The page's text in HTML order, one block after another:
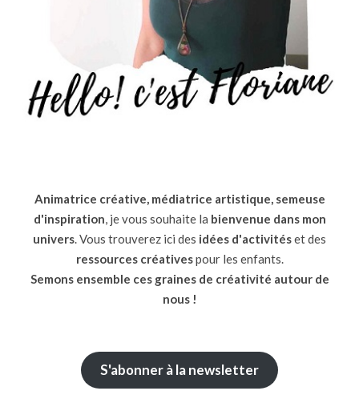
Animatrice créative, médiatrice artistique, semeuse
d'inspiration, je vous souhaite la bienvenue dans mon
univers. Vous trouverez ici des idées d'activitéset des
ressources créativespour les enfants.
Semons ensemble ces graines de créativité autour de
nous !
S'abonner à la newsletter